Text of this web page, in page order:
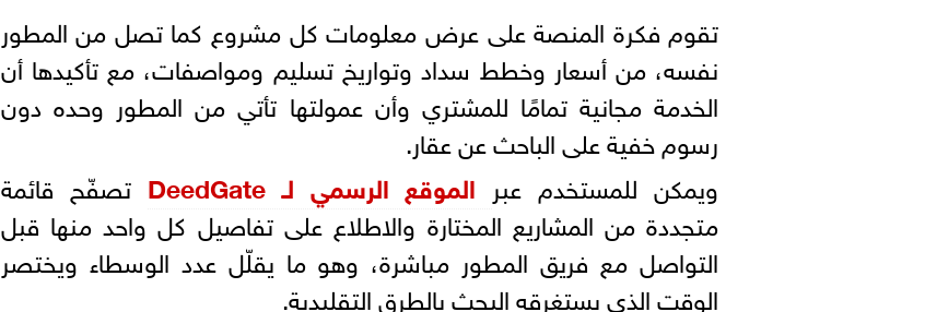
تقوم فكرة المنصة على عرض معلومات كل مشروع كما تصل من المطور
نفسه، من أسعار وخطط سداد وتواريخ تسليم ومواصفات، مع تأكيدها أن
الخدمة مجانية تمامًا للمشتري وأن عمولتها تأتي من المطور وحده دون
رسوم خفية على الباحث عن عقار.
ويمكن للمستخدم عبر الموقع الرسمي لـ DeedGate
تصفّح قائمة
متجددة من المشاريع المختارة والاطلاع على تفاصيل كل واحد منها قبل
التواصل مع فريق المطور مباشرة، وهو ما يقلّل عدد الوسطاء ويختصر
الوقت الذي يستغرقه البحث بالطرق التقليدية.